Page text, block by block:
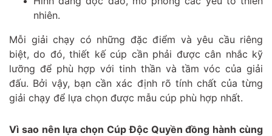
nhiên.
Mỗi giải chạy có những đặc điểm và yêu cầu riêng
biệt, do đó, thiết kế cúp cần phải được cân nhắc kỹ
lưỡng để phù hợp với tinh thần và tầm vóc của giải
đấu. Bởi vậy, bạn cần xác định rõ tính chất của từng
giải chạy để lựa chọn được mẫu cúp phù hợp nhất.
Vì sao nên lựa chọn Cúp Độc Quyền đồng hành cùng